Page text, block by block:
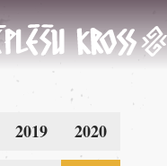
2019 2020